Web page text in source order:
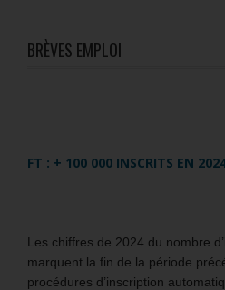
BRÈVES EMPLOI
FT : + 100 000 INSCRITS EN
Les chiffres de 2024 du nombre
marquent la fin de la période
procédures d’inscription